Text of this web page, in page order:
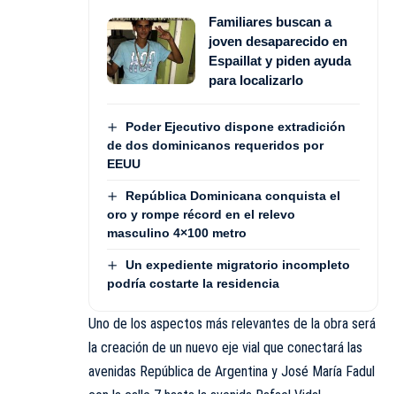
Familiares buscan a
joven desaparecido en
Espaillat y piden ayuda
para localizarlo
Poder Ejecutivo dispone extradición
de dos dominicanos requeridos por
EEUU
República Dominicana conquista el
oro y rompe récord en el relevo
masculino 4×100 metro
Un expediente migratorio incompleto
podría costarte la residencia
Uno de los aspectos más relevantes de la obra será
la creación de un nuevo eje vial que conectará las
avenidas República de Argentina y José María Fadul